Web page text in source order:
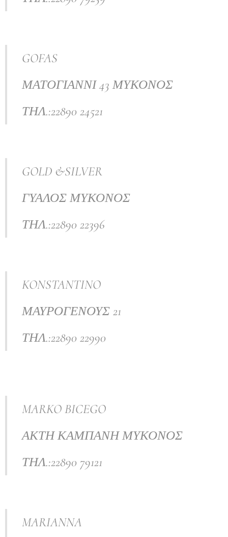
GOFAS
ΜΑΤΟΓΙΑΝΝΙ 43 ΜΥΚΟΝΟΣ
ΤΗΛ.:22890 24521
GOLD &SILVER
ΓΥΑΛΟΣ ΜΥΚΟΝΟΣ
ΤΗΛ.:22890 22396
KONSTANTINO
ΜΑΥΡΟΓΕΝΟΥΣ 21
ΤΗΛ.:22890 22990
MARKO BICEGO
ΑΚΤΗ ΚΑΜΠΑΝΗ ΜΥΚΟΝΟΣ
ΤΗΛ.:22890 79121
MARIANNA